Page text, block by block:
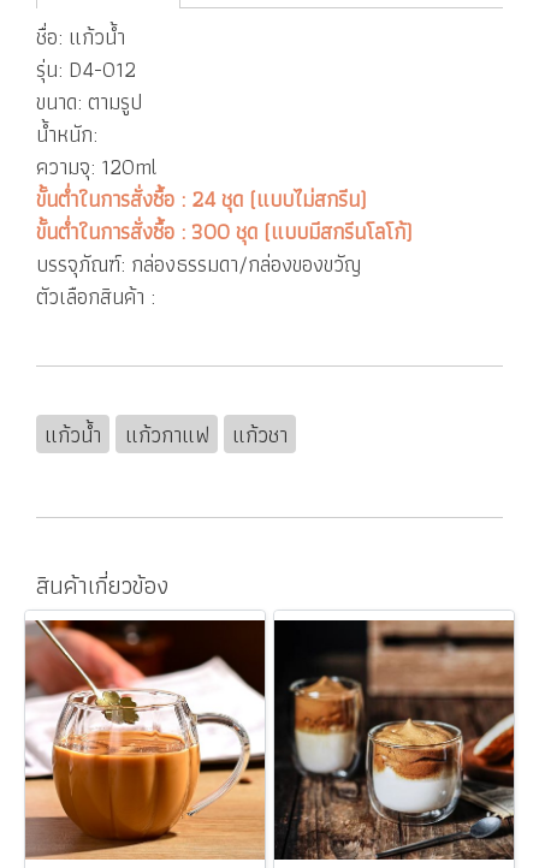
ชื่อ: แก้วน้ำ
รุ่น: D4-012
ขนาด: ตามรูป
น้ำหนัก:
ความจุ: 120ml
ขั้นต่ำในการสั่งซื้อ : 24 ชุด (แบบไม่สกรีน)
ขั้นต่ำในการสั่งซื้อ : 300 ชุด (แบบมีสกรีนโลโก้)
บรรจุภัณฑ์: กล่องธรรมดา/กล่องของขวัญ
ตัวเลือกสินค้า :
แก้วน้ำ แก้วกาแฟ แก้วชา
สินค้าเกี่ยวข้อง